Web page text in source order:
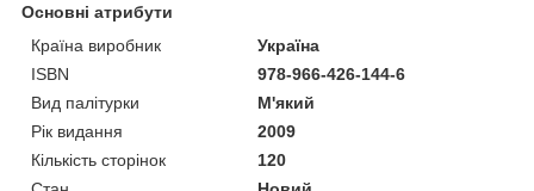
Основні атрибути
Країна виробник
Україна
ISBN
978-966-426-144-6
Вид палітурки
М'який
Рік видання
2009
Кількість сторінок
120